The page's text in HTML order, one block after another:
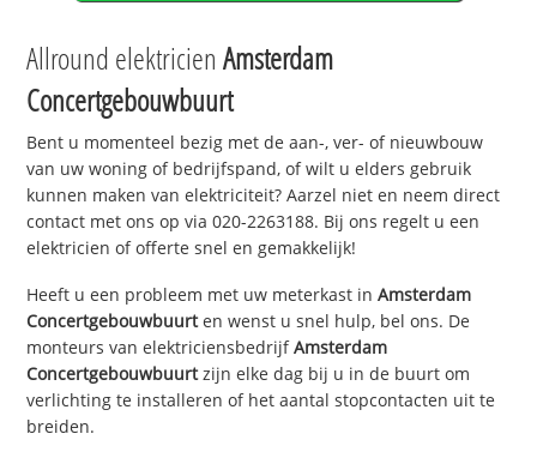
Allround elektricienAmsterdam
Concertgebouwbuurt
Bent u momenteel bezig met de aan-, ver- of nieuwbouw
van uw woning of bedrijfspand, of wilt u elders gebruik
kunnen maken van elektriciteit? Aarzel niet en neem direct
contact met ons op via 020-2263188. Bij ons regelt u een
elektricien of offerte snel en gemakkelijk!
Heeft u een probleem met uw meterkast inAmsterdam
Concertgebouwbuurten wenst u snel hulp, bel ons. De
monteurs van elektriciensbedrijfAmsterdam
Concertgebouwbuurtzijn elke dag bij u in de buurt om
verlichting te installeren of het aantal stopcontacten uit te
breiden.